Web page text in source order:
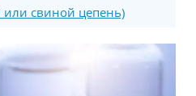
свиной цепень)